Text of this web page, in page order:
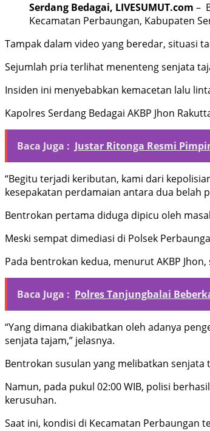
Serdang Bedagai, LIVESUMUT.com –
Kecamatan Perbaungan, Kabupaten
Tampak dalam video yang beredar, situasi
Sejumlah pria terlihat menenteng senjata
Insiden ini menyebabkan kemacetan lalu
Kapolres Serdang Bedagai AKBP Jhon
Baca Juga : Justar Ritonga Resmi
“Begitu terjadi keributan, kami dari
kesepakatan perdamaian antara dua belah
Bentrokan pertama diduga dipicu oleh
Meski sempat dimediasi di Polsek
Pada bentrokan kedua, menurut AKBP
Baca Juga : Polres Tanjungbalai
“Yang dimana diakibatkan oleh adanya
senjata tajam,” jelasnya.
Bentrokan susulan yang melibatkan
Namun, pada pukul 02:00 WIB, polisi
kerusuhan.
Saat ini, kondisi di Kecamatan Perbaungan